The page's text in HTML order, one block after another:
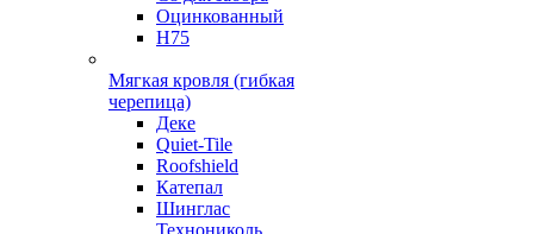
Оцинкованный
Н75
Мягкая кровля (гибкая
черепица)
Деке
Quiet-Tile
Roofshield
Катепал
Шинглас
Технониколь